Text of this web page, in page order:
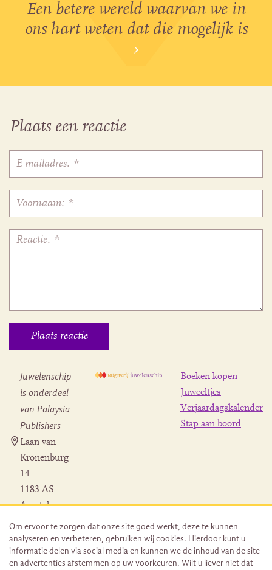
Een betere wereld waarvan we in
ons hart weten dat die mogelijk is
›
Plaats een reactie
Juwelenschip
is onderdeel
van Palaysia
Publishers
Laan van
Kronenburg
14
1183 AS
Amstelveen
Herroeping
bestelling
Boeken kopen
Juweeltjes
Verjaardagskalender
Stap aan boord
Om ervoor te zorgen dat onze site goed werkt, deze te kunnen
analyseren en verbeteren, gebruiken wij cookies. Hierdoor kunt u
informatie delen via social media en kunnen we de inhoud van de site
en advertenties afstemmen op uw voorkeuren. Wilt u liever niet dat